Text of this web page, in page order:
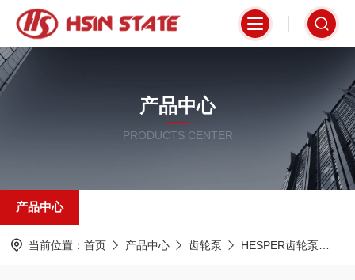
产品中心
PRODUCTS CENTER
产品中心
当前位置： 首页 产品中心 齿轮泵 HESPER齿轮泵